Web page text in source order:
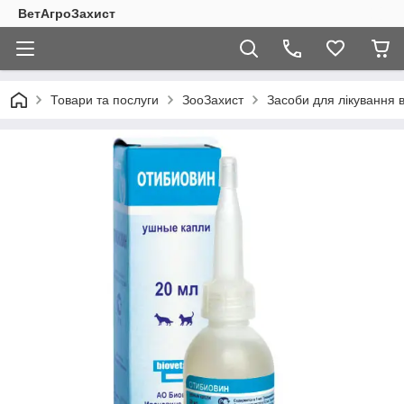
ВетАгроЗахист
Товари та послуги ЗооЗахист Засоби для лікування